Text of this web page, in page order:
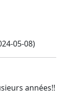
05-08)
années!!